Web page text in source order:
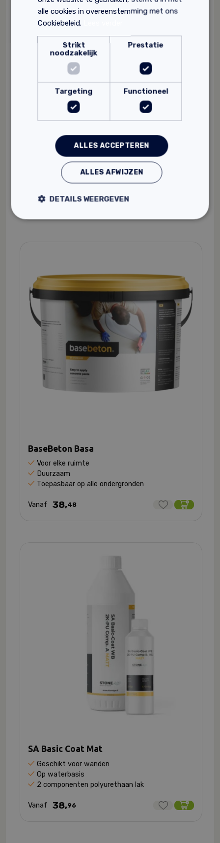
SA Basic-Wax
1 component was
Plantaardig
voor het beschermen van wanden en meubels
Vanaf28,80
BaseBeton Basa
Voor elke ruimte
Duurzaam
Toepasbaar op alle ondergronden
Vanaf 38,48
SA Basic Coat Mat
Geschikt voor wanden
Op waterbasis
2 componenten polyurethaan lak
Vanaf 38,96
alle cookies in overeenstemming met ons
Cookiebeleid.
Strikt
noodzakelijk
Prestatie
Targeting Functioneel
ALLES ACCEPTEREN
ALLES AFWIJZEN
DETAILS WEERGEVEN